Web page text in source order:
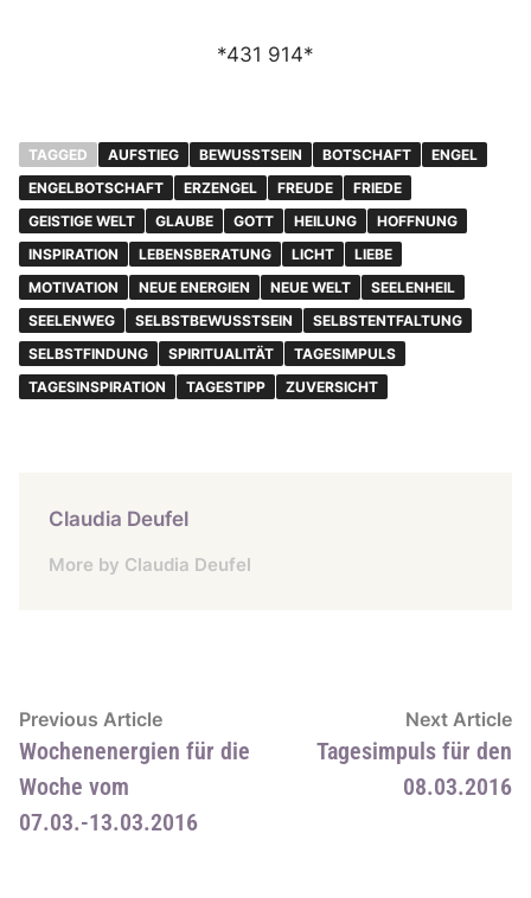
*431 914*
TAGGED AUFSTIEG BEWUSSTSEIN BOTSCHAFT
ENGEL
ENGELBOTSCHAFT
ERZENGEL FREUDE
FRIEDE
GEISTIGE WELT
GLAUBE GOTT HEILUNG
HOFFNUNG
INSPIRATION
LEBENSBERATUNG LICHT
LIEBE
MOTIVATION
NEUE ENERGIEN NEUE WELT
SEELENHEIL
SEELENWEG
SELBSTBEWUSSTSEIN
SELBSTENTFALTUNG
SELBSTFINDUNG
SPIRITUALITÄT
TAGESIMPULS
TAGESINSPIRATION
TAGESTIPP ZUVERSICHT
Claudia Deufel
More by Claudia Deufel
Beitragsnavigation
Previous ArticlePrevious
article:
Wochenenergien für die
Woche vom
07.03.-13.03.2016
Next Article
Tagesimpuls für den
08.03.2016